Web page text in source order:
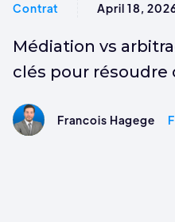
Contrat April 18,
Médiation vs
clés pour résoudre
Francois Hagege